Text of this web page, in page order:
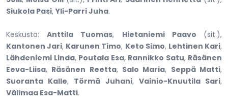
Siukola Pasi,Yli-Parri Juha.
Keskusta:Anttila Tuomas, Hietaniemi Paavo (sit.),
Kantonen Jari, Karunen Timo, Keto Simo, Lehtinen Kari,
Lähdeniemi Linda, Poutala Esa, Rannikko Satu, Räsänen
Eeva-Liisa, Räsänen Reetta, Salo Maria, Seppä Matti,
Suoranta Kalle, Törmä Juhani, Vainio-Knuutila Sari,
Välimaa Esa-Matti.